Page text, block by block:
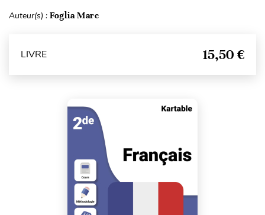
Auteur(s) : Foglia Marc
LIVRE 15,50 €